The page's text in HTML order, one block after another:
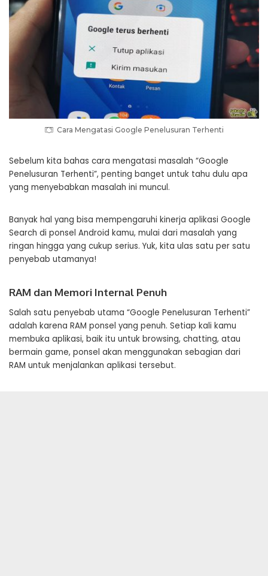
Cara Mengatasi Google Penelusuran Terhenti
Sebelum kita bahas cara mengatasi masalah “Google
Penelusuran Terhenti”, penting banget untuk tahu dulu apa
yang menyebabkan masalah ini muncul.
Banyak hal yang bisa mempengaruhi kinerja aplikasi Google
Search di ponsel Android kamu, mulai dari masalah yang
ringan hingga yang cukup serius. Yuk, kita ulas satu per satu
penyebab utamanya!
RAM dan Memori Internal Penuh
Salah satu penyebab utama “Google Penelusuran Terhenti”
adalah karena RAM ponsel yang penuh. Setiap kali kamu
membuka aplikasi, baik itu untuk browsing, chatting, atau
bermain game, ponsel akan menggunakan sebagian dari
RAM untuk menjalankan aplikasi tersebut.